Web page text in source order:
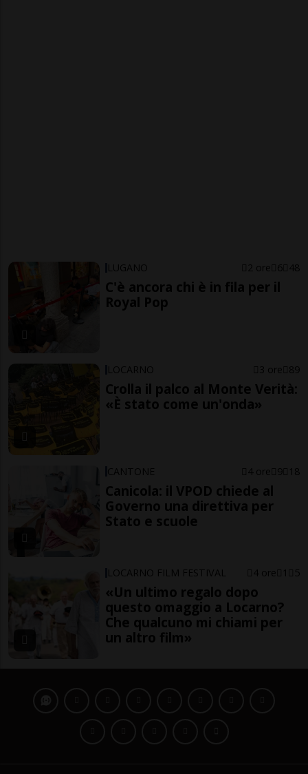
LUGANO 2 ore 6 48
C'è ancora chi è in fila per il
Royal Pop
LOCARNO 3 ore 89
Crolla il palco al Monte Verità:
«È stato come un'onda»
CANTONE 4 ore 9 18
Canicola: il VPOD chiede al
Governo una direttiva per
Stato e scuole
LOCARNO FILM FESTIVAL 4 ore 1 5
«Un ultimo regalo dopo
questo omaggio a Locarno?
Che qualcuno mi chiami per
un altro film»